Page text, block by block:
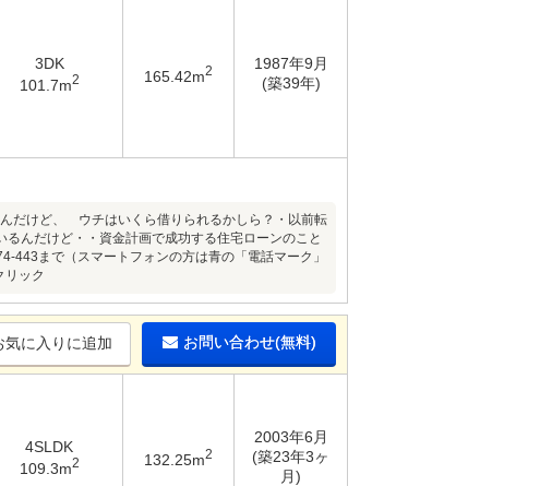
3DK
101.7m2 165.42m2
1987年9月
(築39年)
だけど、 ウチはいくら借りられるかしら？・以前転
んだけど・・資金計画で成功する住宅ローンのこと
まで（スマートフォンの方は青の「電話マーク」
リック
気に入りに追加 お問い合わせ(無料)
4SLDK
109.3m2 132.25m2
2003年6月
(築23年3ヶ
月)